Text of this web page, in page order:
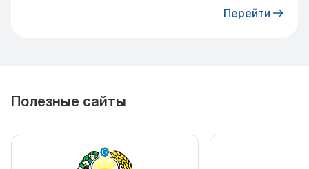
«УЗТРАНСГАЗ» ВСТРЕТИЛИСЬ СПерейти
Полезные сайты